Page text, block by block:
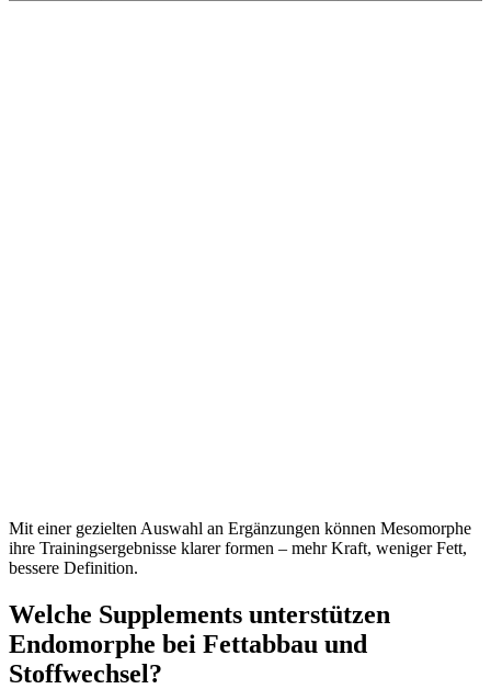
Mit einer gezielten Auswahl an Ergänzungen können Mesomorphe
ihre Trainingsergebnisse klarer formen – mehr Kraft, weniger Fett,
bessere Definition.
Welche Supplements unterstützen
Endomorphe bei Fettabbau und
Stoffwechsel?